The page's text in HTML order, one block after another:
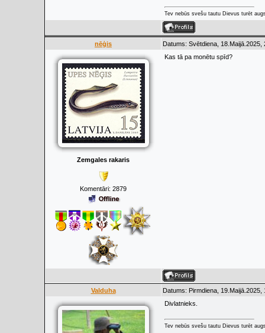
Tev nebūs svešu tautu Dievus turēt
nēģis Datums: Svētdiena,
Zemgales rakaris
Komentāri: 2879
Kas tā pa monētu spīd?
Valduha Datums: Pirmdiena,
Divlatnieks.
Tev nebūs svešu tautu Dievus turēt